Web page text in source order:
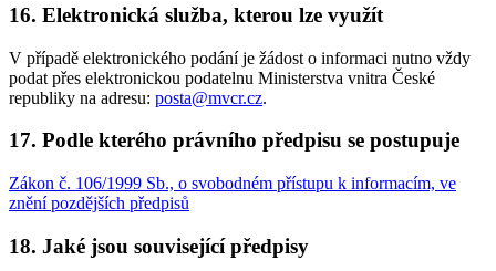
16. Elektronická služba, kterou lze využít
V případě elektronického podání je žádost o informaci nutno vždy
podat přes elektronickou podatelnu Ministerstva vnitra České
republiky na adresu: posta@mvcr.cz.
17. Podle kterého právního předpisu se postupuje
Zákon č. 106/1999 Sb., o svobodném přístupu k informacím, ve
znění pozdějších předpisů
18. Jaké jsou související předpisy